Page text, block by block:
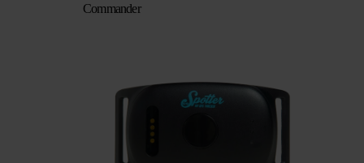
initial
Commander